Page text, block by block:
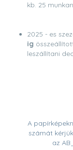
kb. 25
2025 - es
ig
leszállítani
A
számát
az